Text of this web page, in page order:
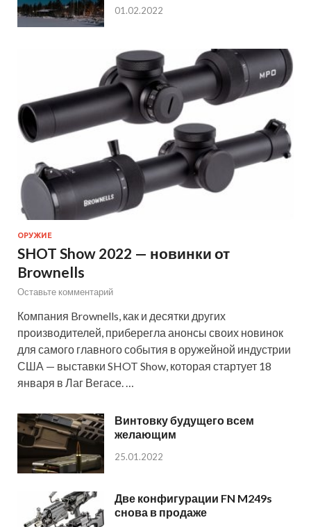
01.02.2022
ОРУЖИЕ
SHOT Show 2022 — новинки от
Brownells
Оставьте комментарий
Компания Brownells, как и десятки других
производителей, приберегла анонсы своих новинок
для самого главного события в оружейной индустрии
США — выставки SHOT Show, которая стартует 18
января в Лаг Вегасе. …
Винтовку будущего всем
желающим
25.01.2022
Две конфигурации FN M249s
снова в продаже